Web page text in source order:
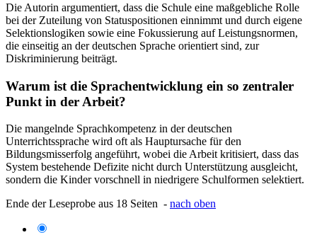
Die Autorin argumentiert, dass die Schule eine maßgebliche Rolle
bei der Zuteilung von Statuspositionen einnimmt und durch eigene
Selektionslogiken sowie eine Fokussierung auf Leistungsnormen,
die einseitig an der deutschen Sprache orientiert sind, zur
Diskriminierung beiträgt.
Warum ist die Sprachentwicklung ein so zentraler
Punkt in der Arbeit?
Die mangelnde Sprachkompetenz in der deutschen
Unterrichtssprache wird oft als Hauptursache für den
Bildungsmisserfolg angeführt, wobei die Arbeit kritisiert, dass das
System bestehende Defizite nicht durch Unterstützung ausgleicht,
sondern die Kinder vorschnell in niedrigere Schulformen selektiert.
Ende der Leseprobe aus 18 Seiten - nach oben